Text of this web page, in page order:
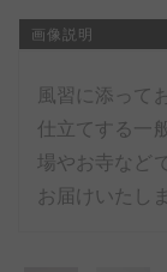
画像説明
風習に添って
仕立てする一
場やお寺など
お届けいたし